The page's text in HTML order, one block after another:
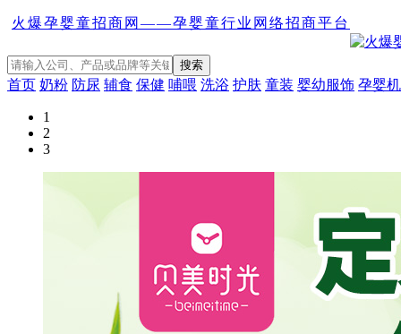
火爆孕婴童招商网——孕婴童行业网络招商平台
首页 奶粉 防尿 辅食 保健 哺喂 洗浴 护肤 童装 婴幼服饰 孕婴
1
2
3